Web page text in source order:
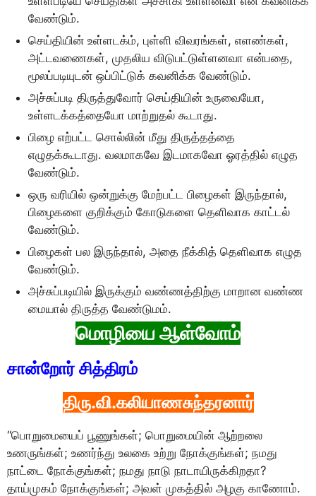
வேண்டும்.
செய்தியின் உள்ளடக்ம், புள்ளி விவரங்கள், எளண்கள்,
அட்டவணைகள், முதலிய விடுபட்டுள்ளனவா என்பதை,
மூலப்படியுடன் ஒப்பிட்டுக் கவனிக்க வேண்டும்.
அச்சுப்படி திருத்துவோர் செய்தியின் உருவையோ,
உள்ளடக்கத்தையோ மாற்றுதல் கூடாது.
பிழை எற்பட்ட சொல்லின் மீது திருத்தத்தை
எழுதக்கூடாது. வலமாகவே இடமாகவோ ஓரத்தில் எழுத
வேண்டும்.
ஒரு வரியில் ஒன்றுக்கு மேற்பட்ட பிழைகள் இருந்தால்,
பிழைகளை குறிக்கும் கோடுகளை தெளிவாக காட்டல்
வேண்டும்.
பிழைகள் பல இருந்தால், அதை நீக்கித் தெளிவாக எழுத
வேண்டும்.
அச்சுப்படியில் இருக்கும் வண்ணத்திற்கு மாறான வண்ண
மையால் திருத்த வேண்டுமம்.
மொழியை ஆள்வோம்
சான்றோர் சித்திரம்
திரு.வி.கலியாணசுந்தரனார்
“பொறுமையைப் பூணுங்கள்; பொறுமையின் ஆற்றலை
உணருங்கள்; உணர்ந்து உலகை உற்று நோக்குங்கள்; நமது
நாட்டை நோக்குங்கள்; நமது நாடு நாடாயிருக்கிறதா?
தாய்முகம் நோக்குங்கள்; அவள் முகத்தில் அழகு காணோம்.